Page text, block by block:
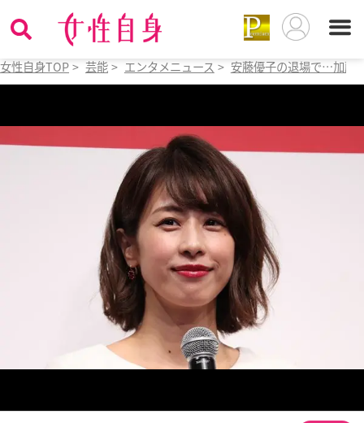
女性自身TOP > 芸能 > エンタメニュース > 安藤優子の退場で…加藤